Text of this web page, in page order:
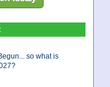
so what is